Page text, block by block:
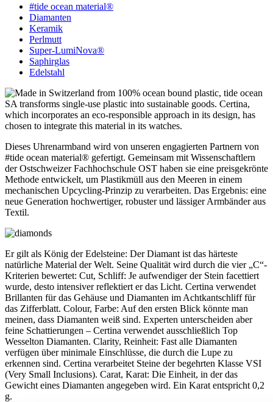
#tide ocean material®
Diamanten
Keramik
Perlmutt
Super-LumiNova®
Saphirglas
Edelstahl
Dieses Uhrenarmband wird von unseren engagierten Partnern von
#tide ocean material® gefertigt. Gemeinsam mit Wissenschaftlern
der Ostschweizer Fachhochschule OST haben sie eine preisgekrönte
Methode entwickelt, um Plastikmüll aus den Meeren in einem
mechanischen Upcycling-Prinzip zu verarbeiten. Das Ergebnis: eine
neue Generation hochwertiger, robuster und lässiger Armbänder aus
Textil.
Er gilt als König der Edelsteine: Der Diamant ist das härteste
natürliche Material der Welt. Seine Qualität wird durch die vier „C“-
Kriterien bewertet: Cut, Schliff: Je aufwendiger der Stein facettiert
wurde, desto intensiver reflektiert er das Licht. Certina verwendet
Brillanten für das Gehäuse und Diamanten im Achtkantschliff für
das Zifferblatt. Colour, Farbe: Auf den ersten Blick könnte man
meinen, dass Diamanten weiß sind. Experten unterscheiden aber
feine Schattierungen – Certina verwendet ausschließlich Top
Wesselton Diamanten. Clarity, Reinheit: Fast alle Diamanten
verfügen über minimale Einschlüsse, die durch die Lupe zu
erkennen sind. Certina verarbeitet Steine der begehrten Klasse VSI
(Very Small Inclusions). Carat, Karat: Die Einheit, in der das
Gewicht eines Diamanten angegeben wird. Ein Karat entspricht 0,2
g.